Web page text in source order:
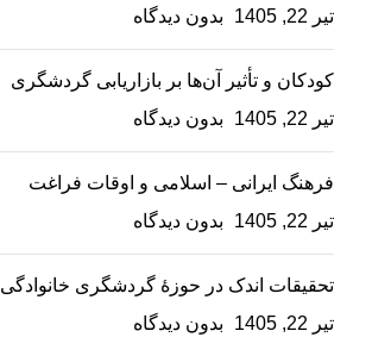
تیر 22, 1405
بدون دیدگاه
کودکان و تأثیر آن‌ها بر بازاریابی گردشگری
تیر 22, 1405
بدون دیدگاه
فرهنگ ایرانی – اسلامی و اوقات فراغت
تیر 22, 1405
بدون دیدگاه
تحقیقات اندک در حوزۀ گردشگری خانوادگی
تیر 22, 1405
بدون دیدگاه